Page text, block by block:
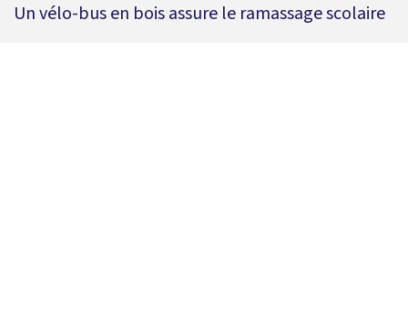
Un vélo-bus en bois assure le ramassage scolaire